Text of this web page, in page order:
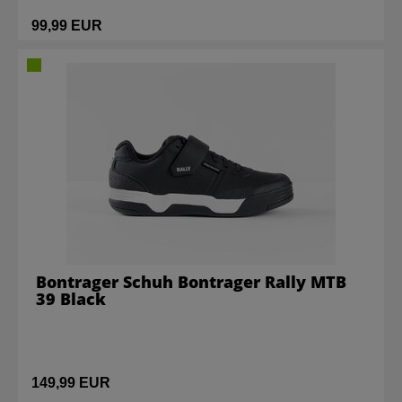
99,99 EUR
149,99 EUR
Bontrager Schuh Bontrager Rally MTB
39 Black